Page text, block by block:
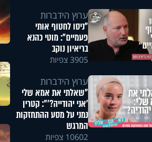
ערוץ הידברות
"ניסו לחטוף אותי
פעמיים": מוטי כהנא
בריאיון נוקב
3905 צפיות
ערוץ הידברות
"שאלתי את אמא שלי
'אני יהודייה?'": קטרין
נמני על מסע ההתחזקות
המרגש
10602 צפיות